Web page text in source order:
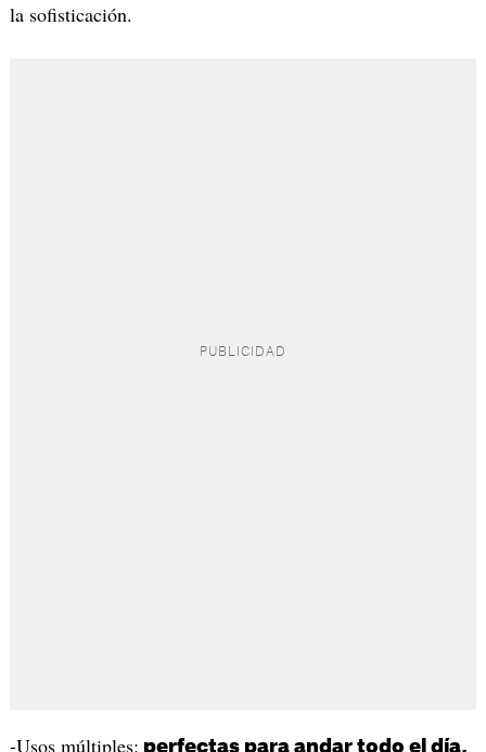
la sofisticación.
-Usos múltiples: perfectas para andar todo el día,